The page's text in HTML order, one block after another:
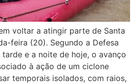
voltar a atingir parte de Santa
feira (20). Segundo a Defesa
e a noite de hoje, o avanço
à ação de um ciclone
temporais isolados, com raios,